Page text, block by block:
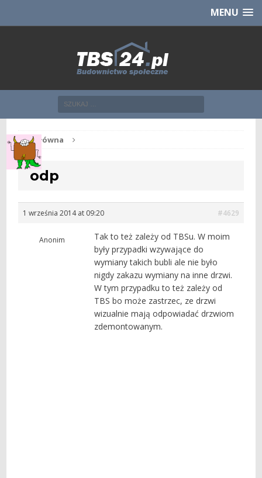
CHCĘ [klik]MENU
Str. główna
odp
1 września 2014 at 09:20 #4629
Anonim
Tak to też zależy od TBSu. W moim
były przypadki wzywające do
wymiany takich bubli ale nie było
nigdy zakazu wymiany na inne drzwi.
W tym przypadku to też zależy od
TBS bo może zastrzec, ze drzwi
wizualnie mają odpowiadać drzwiom
zdemontowanym.